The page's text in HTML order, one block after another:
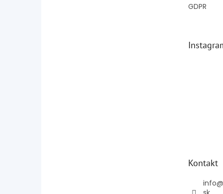
GDPR
Kontakt
info@